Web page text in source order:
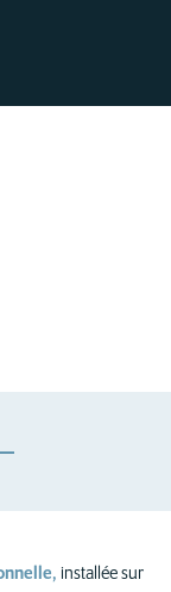
, installée sur